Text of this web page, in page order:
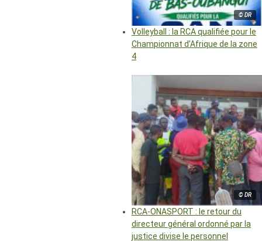
© DR
Volleyball : la RCA qualifiée pour le
Championnat d’Afrique de la zone
4
© DR
RCA-ONASPORT : le retour du
directeur général ordonné par la
justice divise le personnel